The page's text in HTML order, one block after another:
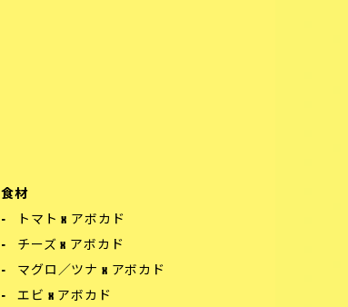
食材
トマト x アボカド
チーズ x アボカド
マグロ／ツナ x アボカド
エビ x アボカド